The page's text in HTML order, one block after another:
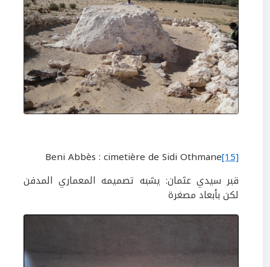
Beni Abbès : cimetière de Sidi Othmane[15]
قبر سيدي عثمان: يشبه تصميمه المعماري المدفن
لكن بأبعاد مصغرة